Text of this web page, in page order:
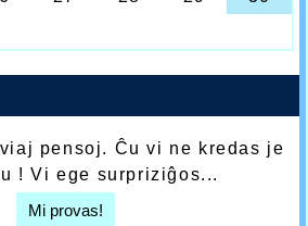
pensoj. Ĉu vi ne kredas je
! Vi ege surpriziĝos...
Mi provas!